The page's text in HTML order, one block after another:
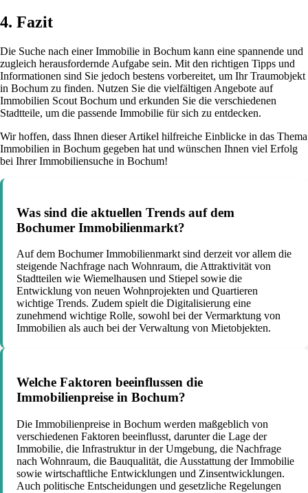
4. Fazit
Die Suche nach einer Immobilie in Bochum kann eine spannende und
zugleich herausfordernde Aufgabe sein. Mit den richtigen Tipps und
Informationen sind Sie jedoch bestens vorbereitet, um Ihr Traumobjekt
in Bochum zu finden. Nutzen Sie die vielfältigen Angebote auf
Immobilien Scout Bochum und erkunden Sie die verschiedenen
Stadtteile, um die passende Immobilie für sich zu entdecken.
Wir hoffen, dass Ihnen dieser Artikel hilfreiche Einblicke in das Thema
Immobilien in Bochum gegeben hat und wünschen Ihnen viel Erfolg
bei Ihrer Immobiliensuche in Bochum!
Was sind die aktuellen Trends auf dem
Bochumer Immobilienmarkt?
Auf dem Bochumer Immobilienmarkt sind derzeit vor allem die
steigende Nachfrage nach Wohnraum, die Attraktivität von
Stadtteilen wie Wiemelhausen und Stiepel sowie die
Entwicklung von neuen Wohnprojekten und Quartieren
wichtige Trends. Zudem spielt die Digitalisierung eine
zunehmend wichtige Rolle, sowohl bei der Vermarktung von
Immobilien als auch bei der Verwaltung von Mietobjekten.
Welche Faktoren beeinflussen die
Immobilienpreise in Bochum?
Die Immobilienpreise in Bochum werden maßgeblich von
verschiedenen Faktoren beeinflusst, darunter die Lage der
Immobilie, die Infrastruktur in der Umgebung, die Nachfrage
nach Wohnraum, die Bauqualität, die Ausstattung der Immobilie
sowie wirtschaftliche Entwicklungen und Zinsentwicklungen.
Auch politische Entscheidungen und gesetzliche Regelungen